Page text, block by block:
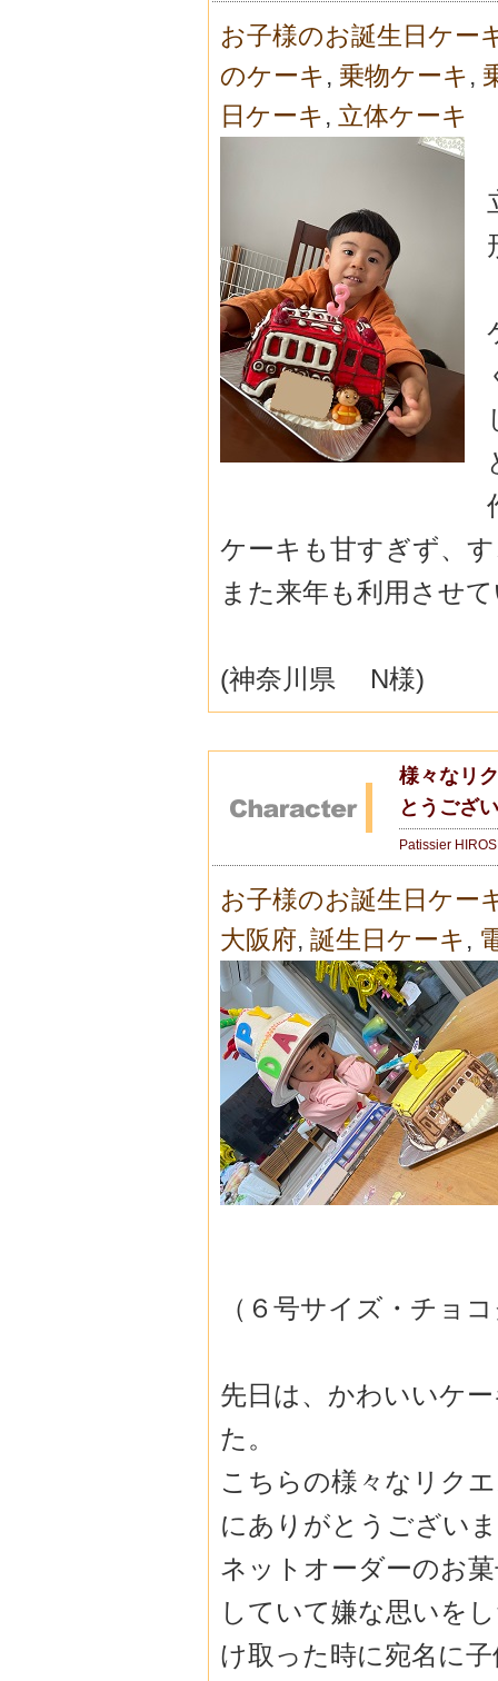
お子様のお誕生日ケー
のケーキ , 乗物ケーキ ,
日ケーキ , 立体ケーキ
ケーキも甘すぎず、
また来年も利用させ
(神奈川県 N様)
様々なリ
とうござ
Patissier
お子様のお誕生日ケー
大阪府, 誕生日ケーキ ,
（６号サイズ・チョ
先日は、かわいいケ
た。
こちらの様々なリク
にありがとうござい
ネットオーダーのお
していて嫌な思いを
け取った時に宛名に